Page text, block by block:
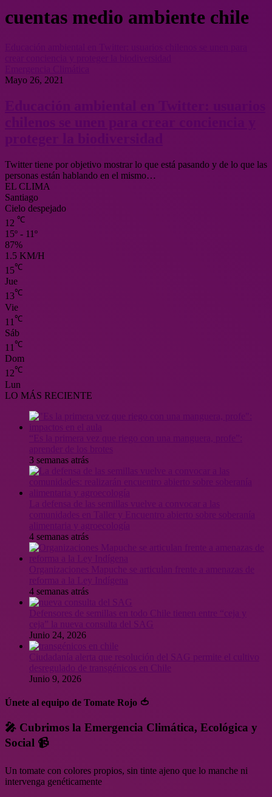
cuentas medio ambiente chile
Mayo 26, 2021
Twitter tiene por objetivo mostrar lo que está pasando y de lo que las
personas están hablando en el mismo…
EL CLIMA
Santiago
Cielo despejado
12 ℃
15º - 11º
87%
1.5 KM/H
15℃
Jue
13℃
Vie
11 ℃
Sáb
11 ℃
Dom
12℃
Lun
LO MÁS RECIENTE
3 semanas atrás
4 semanas atrás
Organizaciones Mapuche se articulan frente a amenazas de
4 semanas atrás
Junio 24, 2026
Ciudadanía alerta que resolución del SAG permite el cultivo
desregulado de transgénicos en Chile
Junio 9, 2026
Únete al equipo de Tomate Rojo 🍅
🎤 Cubrimos la Emergencia Climática, Ecológica y
Social 📹
Un tomate con colores propios, sin tinte ajeno que lo manche ni
intervenga genéticamente